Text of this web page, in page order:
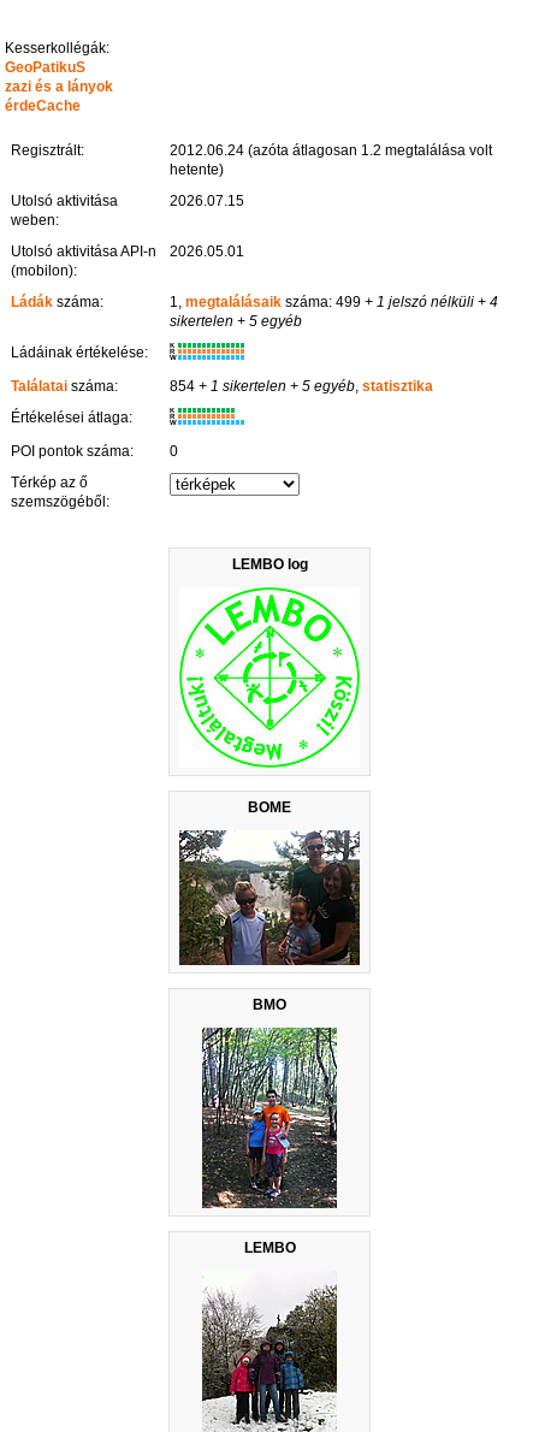
LEMBO log
BOME
BMO
LEMBO
Kesserkollégák:
GeoPatikuS
zazi és a lányok
érdeCache
Regisztrált:
2012.06.24 (azóta átlagosan 1.2 megtalálása volt
hetente)
Utolsó aktivitása
weben:
2026.07.15
Utolsó aktivitása API-n
(mobilon):
2026.05.01
Ládák száma: 1,megtalálásaik száma: 499 + 1 jelszó nélküli + 4
sikertelen + 5 egyéb
Ládáinak értékelése:
K
R
W
Találatai száma: 854 + 1 sikertelen + 5 egyéb ,statisztika
Értékelései átlaga:
K
R
W
POI pontok száma:
0
Térkép az ő
szemszögéből: